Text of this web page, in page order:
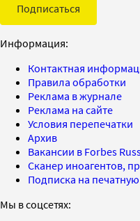
Подписаться
Информация:
Контактная
Правила обработки
Реклама в журнале
Реклама на сайте
Условия перепечатки
Архив
Вакансии в Forbes
Сканер иноагентов,
Подписка на
Мы в соцсетях: